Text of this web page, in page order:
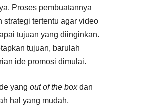
Proses pembuatannya
strategi tertentu agar video
tujuan yang diinginkan.
tujuan, barulah
ide promosi dimulai.
yang out of the boxdan
hal yang mudah,